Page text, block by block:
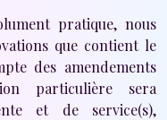
pratique, nous
que contient le
des amendements
particulière sera
et de service(s),